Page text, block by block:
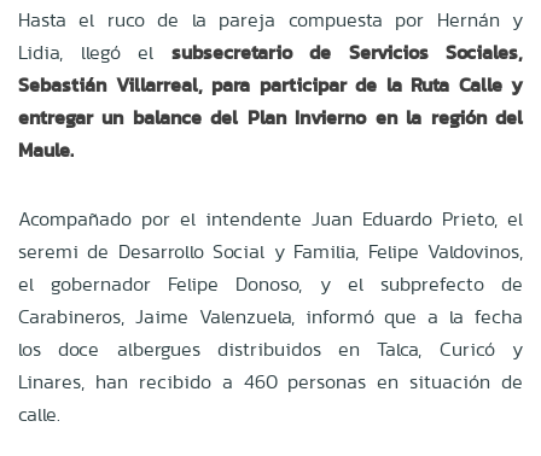
Hasta el ruco de la pareja compuesta por Hernán y
Lidia, llegó el subsecretario de Servicios Sociales,
Sebastián Villarreal, para participar de la Ruta Calle y
entregar un balance del Plan Invierno en la región del
Maule.
Acompañado por el intendente Juan Eduardo Prieto, el
seremi de Desarrollo Social y Familia, Felipe Valdovinos,
el gobernador Felipe Donoso, y el subprefecto de
Carabineros, Jaime Valenzuela, informó que a la fecha
los doce albergues distribuidos en Talca, Curicó y
Linares, han recibido a 460 personas en situación de
calle.